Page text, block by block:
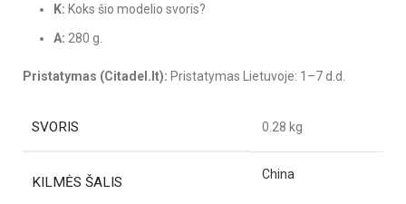
K: Koks šio modelio svoris?
A: 280 g.
Pristatymas (Citadel.lt): Pristatymas Lietuvoje: 1–7 d.d.
SVORIS 0.28 kg
KILMĖS ŠALIS China